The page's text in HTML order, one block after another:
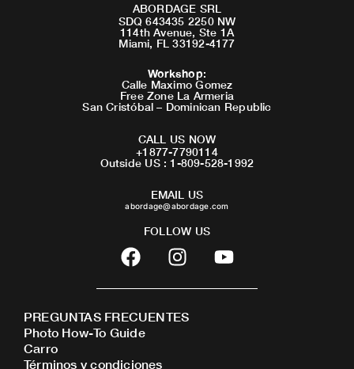
ABORDAGE SRL
SDQ 643435 2250 NW
114th Avenue, Ste 1A
Miami, FL 33192-4177
Workshop:
Calle Maximo Gomez
Free Zone La Armeria
San Cristóbal – Dominican Republic
CALL US NOW
+1877-7790114
Outside US : 1-809-528-1992
EMAIL US
abordage@abordage.com
FOLLOW US
F
a
c
b
o
o
I
n
s
a
Y
o
u
PREGUNTAS FRECUENTES
Photo How-To Guide
Carro
Términos y condiciones